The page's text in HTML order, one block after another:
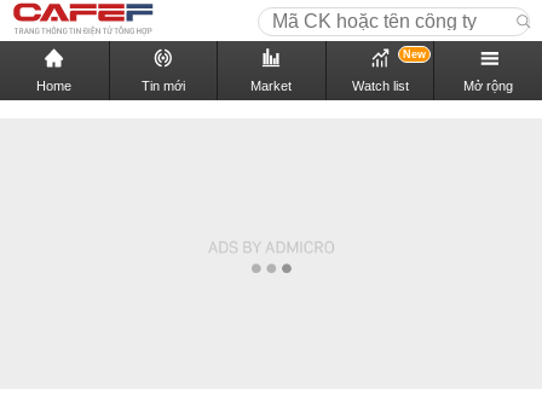
Home Tin mới Market Watch list
New
Mở rộng